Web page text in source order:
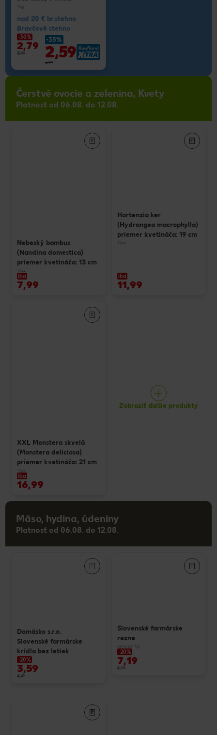
1 kg
nad 20 € br.stehno
Bravčové stehno
-30%
2,79
3,99
-35%
2,59
3,99
Čerstvé ovocie a zelenina, Kvety
Platnosť od 06.08. do 12.08.
Nebeský bambus
(Nandina domestica)
priemer kvetináča: 13 cm
1 kus
iba
7,99
Hortenzia ker
(Hydrangea macrophylla)
priemer kvetináča: 19 cm
1 kus
iba
11,99
XXL Monstera skvelá
(Monstera deliciosa)
priemer kvetináča: 21 cm
1 kus
iba
16,99
Zobraziť ďalšie produkty
Mäso, hydina, údeniny
Platnosť od 06.08. do 12.08.
Domäsko s.r.o.
Slovenské farmárske
krídla bez letiek
-20%
3,59
4,49
Slovenské farmárske
rezne
cena za 1 kg
-20%
7,19
8,99